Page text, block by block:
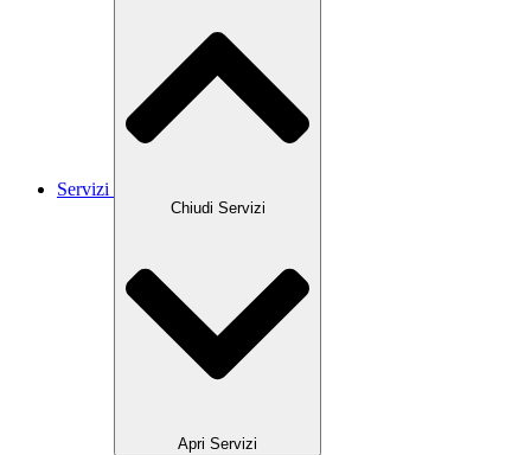
Servizi
Chiudi Servizi
Apri Servizi